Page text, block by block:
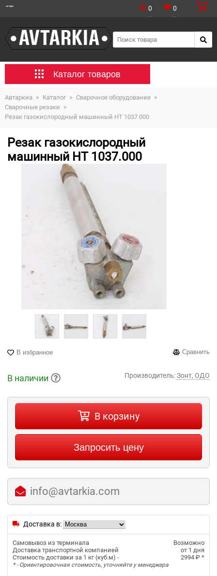
0 0
Каталог товаров
Автаркиа > Каталог > Сварочное оборудование >
Сварочные резаки >
Резак газокислородный машинный НТ 1037.000
Резак газокислородный
машинный НТ 1037.000
В избранное Сравнить
В наличии Производитель:Зонт, ОДО
В корзину
Запросить цену
info@avtarkia.com
Доставка в:
Самовывоз из терминала
Возможно
Доставка транспортной компанией
от 1 дня
Стоимость доставки за 1 кг (куб.м) -
2994 ₽ *
* - Ориентировочная стоимость, уточняйте у менеджера